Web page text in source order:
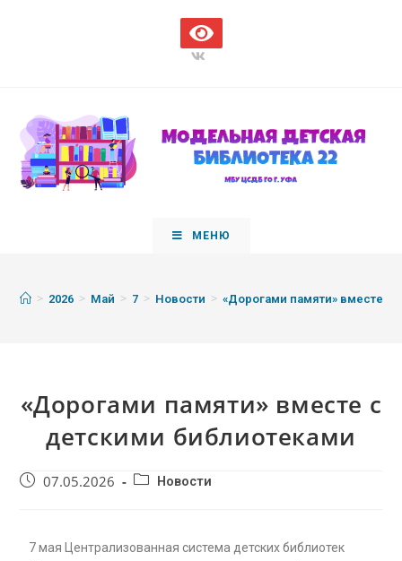
МЕНЮ
> 2026 > Май > 7 > Новости > «Дорогами памяти» вместе с
«Дорогами памяти» вместе с
детскими библиотеками
07.05.2026 Новости
7 мая Централизованная система детских библиотек